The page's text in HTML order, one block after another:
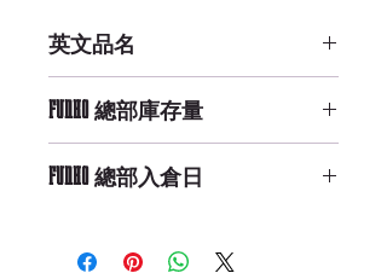
英文品名
FUNKO 總部庫存量
FUNKO 總部入倉日